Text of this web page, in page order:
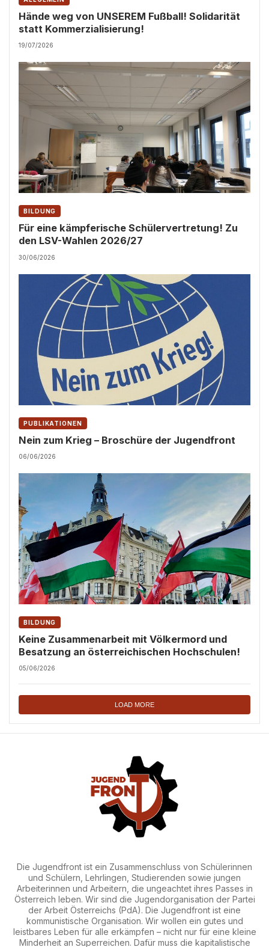
Hände weg von UNSEREM Fußball! Solidarität
statt Kommerzialisierung!
19/07/2026
BILDUNG
Für eine kämpferische Schülervertretung! Zu
den LSV-Wahlen 2026/27
30/06/2026
PUBLIKATIONEN
Nein zum Krieg – Broschüre der Jugendfront
06/06/2026
BILDUNG
Keine Zusammenarbeit mit Völkermord und
Besatzung an österreichischen Hochschulen!
05/06/2026
LOAD MORE
Die Jugendfront ist ein Zusammenschluss von Schülerinnen
und Schülern, Lehrlingen, Studierenden sowie jungen
Arbeiterinnen und Arbeitern, die ungeachtet ihres Passes in
Österreich leben. Wir sind die Jugendorganisation der Partei
der Arbeit Österreichs (PdA). Die Jugendfront ist eine
kommunistische Organisation. Wir wollen ein gutes und
leistbares Leben für alle erkämpfen – nicht nur für eine kleine
Minderheit an Superreichen. Dafür muss die kapitalistische